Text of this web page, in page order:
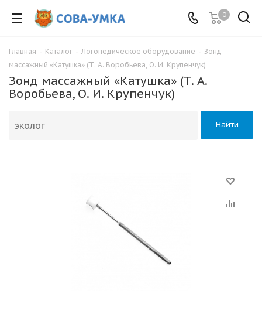
0
Главная - Каталог - Логопедическое оборудование - Зонд
массажный «Катушка» (Т. А. Воробьева, О. И. Крупенчук)
Зонд массажный «Катушка» (Т. А.
Воробьева, О. И. Крупенчук)
Найти